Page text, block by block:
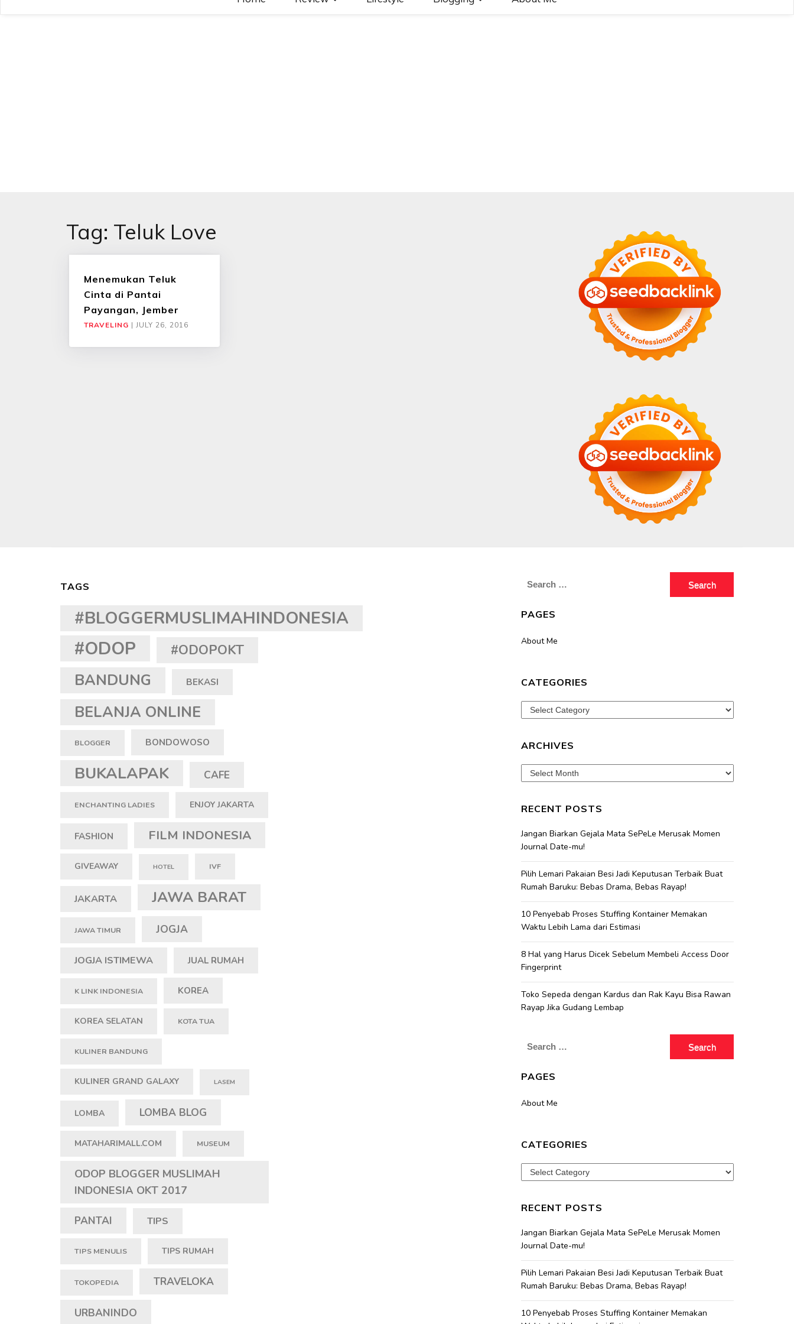
Tag: Teluk Love
Menemukan Teluk
Cinta di Pantai
Payangan, Jember
TRAVELING | JULY 26, 2016
TAGS
#BLOGGERMUSLIMAHINDONESIA
#ODOP #ODOPOKT
BANDUNG BEKASI
BELANJA ONLINE
BLOGGER BONDOWOSO
BUKALAPAK CAFE
ENCHANTING LADIES ENJOY JAKARTA
FASHION FILM INDONESIA
GIVEAWAY HOTEL IVF
JAKARTA JAWA BARAT
JAWA TIMUR JOGJA
JOGJA ISTIMEWA JUAL RUMAH
K LINK INDONESIA KOREA
KOREA SELATAN KOTA TUA
KULINER BANDUNG
KULINER GRAND GALAXY LASEM
LOMBA LOMBA BLOG
MATAHARIMALL.COM MUSEUM
ODOP BLOGGER MUSLIMAH
INDONESIA OKT 2017
PANTAI TIPS
TIPS MENULIS TIPS RUMAH
TOKOPEDIA TRAVELOKA
URBANINDO
Search
PAGES
About Me
CATEGORIES
Categories
ARCHIVES
Archives
RECENT POSTS
Jangan Biarkan Gejala Mata SePeLe Merusak Momen
Journal Date-mu!
Pilih Lemari Pakaian Besi Jadi Keputusan Terbaik Buat
Rumah Baruku: Bebas Drama, Bebas Rayap!
10 Penyebab Proses Stuffing Kontainer Memakan
Waktu Lebih Lama dari Estimasi
8 Hal yang Harus Dicek Sebelum Membeli Access Door
Fingerprint
Toko Sepeda dengan Kardus dan Rak Kayu Bisa Rawan
Rayap Jika Gudang Lembap
Search
PAGES
About Me
CATEGORIES
Categories
RECENT POSTS
Jangan Biarkan Gejala Mata SePeLe Merusak Momen
Journal Date-mu!
Pilih Lemari Pakaian Besi Jadi Keputusan Terbaik Buat
Rumah Baruku: Bebas Drama, Bebas Rayap!
10 Penyebab Proses Stuffing Kontainer Memakan